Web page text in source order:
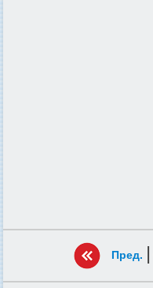
Пред. |